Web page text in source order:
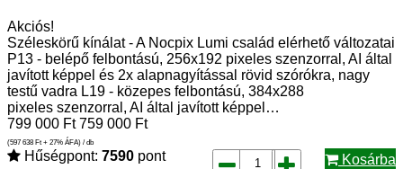
Akciós!
Széleskörű kínálat - A Nocpix Lumi család elérhető változatai
P13 - belépő felbontású, 256x192 pixeles szenzorral, AI által
javított képpel és 2x alapnagyítással rövid szórókra, nagy
testű vadra L19 - közepes felbontású, 384x288
pixeles szenzorral, AI által javított képpel…
799 000 Ft 759 000 Ft
(597 638 Ft + 27% ÁFA) / db
Hűségpont: 7590 pont Kosárba